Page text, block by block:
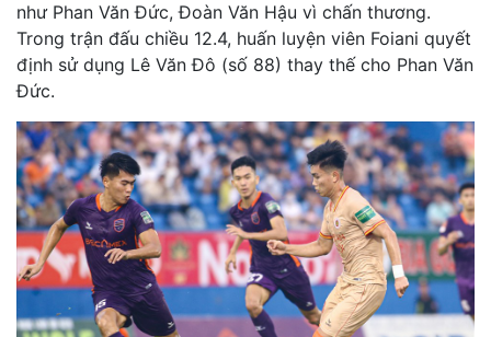
như Phan Văn Đức, Đoàn Văn Hậu vì chấn thương.
Trong trận đấu chiều 12.4, huấn luyện viên Foiani quyết
định sử dụng Lê Văn Đô (số 88) thay thế cho Phan Văn
Đức.